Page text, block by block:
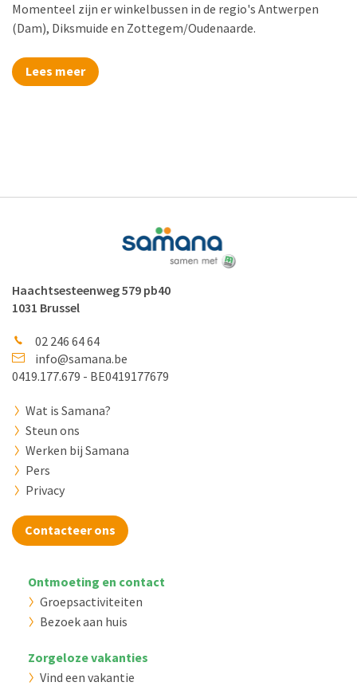
Momenteel zijn er winkelbussen in de regio's Antwerpen
(Dam), Diksmuide en Zottegem/Oudenaarde.
Lees meer
Haachtsesteenweg 579 pb40
1031 Brussel
02 246 64 64
info@samana.be
0419.177.679 - BE0419177679
Wat is Samana?
Steun ons
Werken bij Samana
Pers
Privacy
Contacteer ons
Ontmoeting en contact
Groepsactiviteiten
Bezoek aan huis
Zorgeloze vakanties
Vind een vakantie